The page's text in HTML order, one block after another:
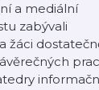
a mediální
zabývali
žáci